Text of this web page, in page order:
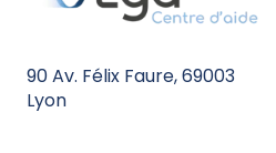
90 Av. Félix Faure, 69003
Lyon